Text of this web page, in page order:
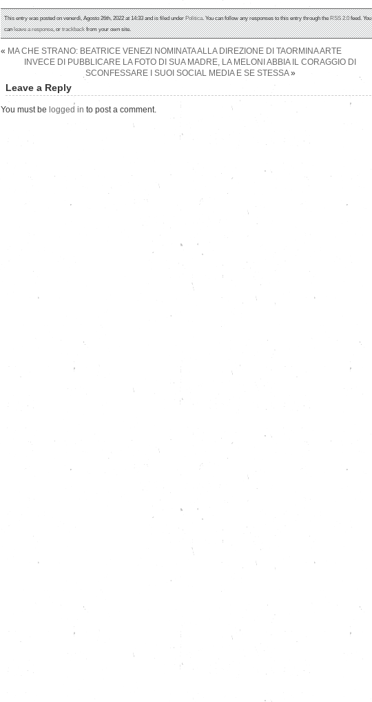
This entry was posted on venerdì, Agosto 26th, 2022 at 14:33 and is filed underPolitica. You can follow any responses to this entry through theRSS 2.0feed. You
canleave a response, ortrackbackfrom your own site.
« MA CHE STRANO: BEATRICE VENEZI NOMINATA ALLA DIREZIONE DI TAORMINA ARTE
INVECE DI PUBBLICARE LA FOTO DI SUA MADRE, LA MELONI ABBIA IL CORAGGIO DI
SCONFESSARE I SUOI SOCIAL MEDIA E SE STESSA»
Leave a Reply
You must be logged in to post a comment.